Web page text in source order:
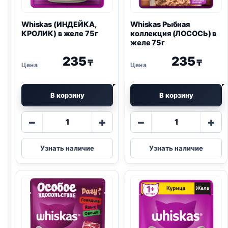
Whiskas (ИНДЕЙКА,
КРОЛИК) в желе 75г
235₸
В корзину
−
Количество
Whiskas
(ИНДЕЙКА,
КРОЛИК)
в
желе
75г
+
Узнать наличие
Whiskas Рыбная
коллекция (ЛОСОСЬ) в
желе 75г
235₸
В корзину
−
Количество
Whiskas
Рыбная
коллекция
в
желе
75г
+
Узнать наличие